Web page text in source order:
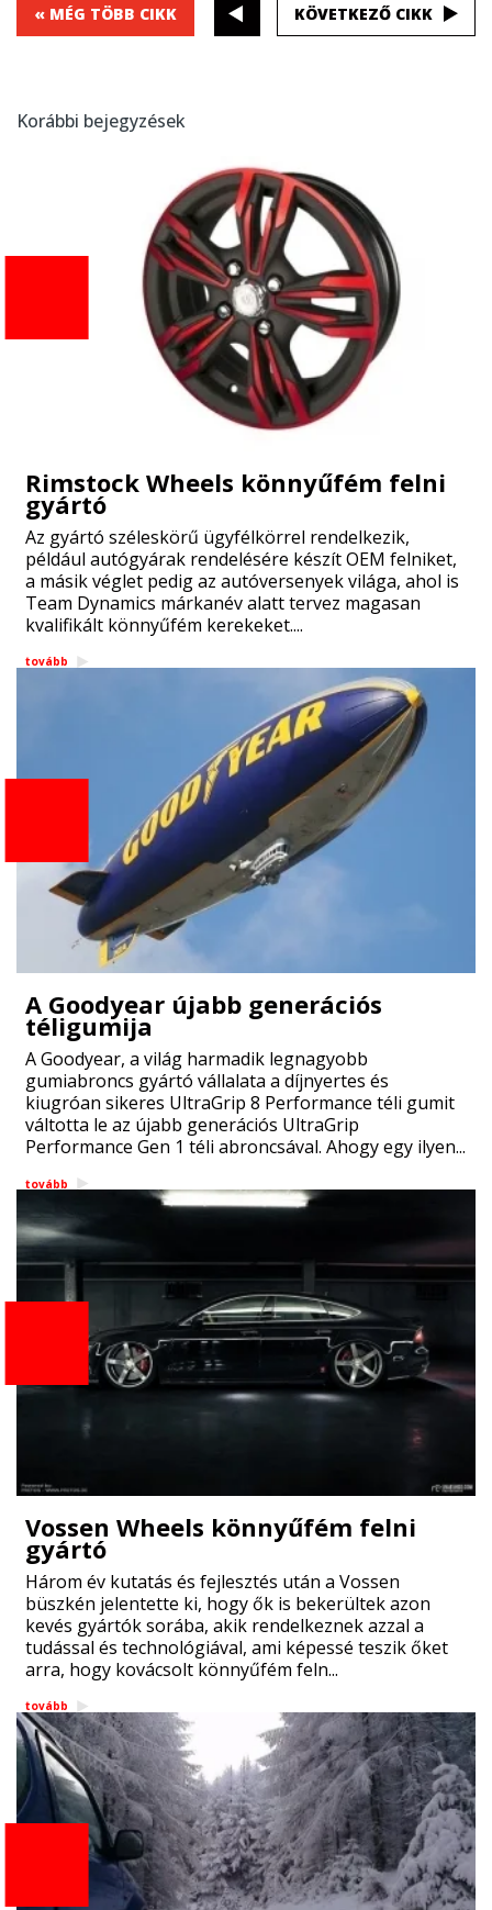
« MÉG TÖBB CIKK KÖVETKEZŐ CIKK
Korábbi bejegyzések
Rimstock Wheels könnyűfém felni
gyártó
Az gyártó széleskörű ügyfélkörrel rendelkezik,
például autógyárak rendelésére készít OEM felniket,
a másik véglet pedig az autóversenyek világa, ahol is
Team Dynamics márkanév alatt tervez magasan
kvalifikált könnyűfém kerekeket....
tovább
A Goodyear újabb generációs
téligumija
A Goodyear, a világ harmadik legnagyobb
gumiabroncs gyártó vállalata a díjnyertes és
kiugróan sikeres UltraGrip 8 Performance téli gumit
váltotta le az újabb generációs UltraGrip
Performance Gen 1 téli abroncsával. Ahogy egy ilyen...
tovább
Vossen Wheels könnyűfém felni
gyártó
Három év kutatás és fejlesztés után a Vossen
büszkén jelentette ki, hogy ők is bekerültek azon
kevés gyártók sorába, akik rendelkeznek azzal a
tudással és technológiával, ami képessé teszik őket
arra, hogy kovácsolt könnyűfém feln...
tovább